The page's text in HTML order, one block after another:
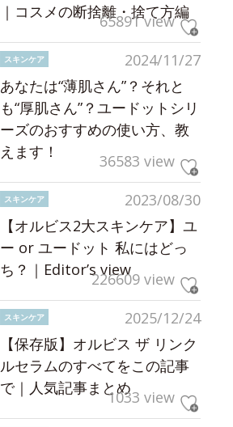
｜コスメの断捨離・捨て方編
65891 view
2024/11/27
スキンケア
あなたは“薄肌さん”？それと
も“厚肌さん”？ユードットシリ
ーズのおすすめの使い方、教
えます！
36583 view
2023/08/30
スキンケア
【オルビス2大スキンケア】ユ
ー or ユードット 私にはどっ
ち？｜Editor’s view226609 view
2025/12/24
スキンケア
【保存版】オルビス ザ リンク
ルセラムのすべてをこの記事
で｜人気記事まとめ1033 view